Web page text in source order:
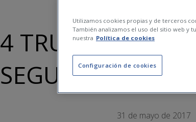
4 TRUCOS PARA
SEGURAS Y
31 de mayo de 2017
Utilizamos cookies propias y de terceros
También analizamos el uso del sitio web y
nuestra Política de cookies
Configuración de cookies